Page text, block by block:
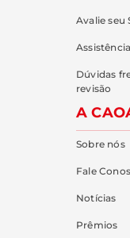
Avalie seu
Dúvidas
revisão
A
Sobre nós
Fale
Notícias
Prêmios